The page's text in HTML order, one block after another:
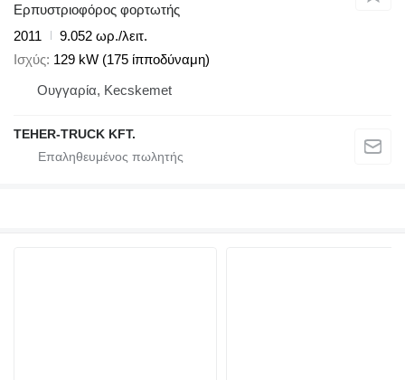
Ερπυστριοφόρος φορτωτής
2011
9.052 ωρ./λειτ.
Ισχύς 129 kW (175 ίπποδύναμη)
Ουγγαρία, Kecskemet
TEHER-TRUCK KFT.